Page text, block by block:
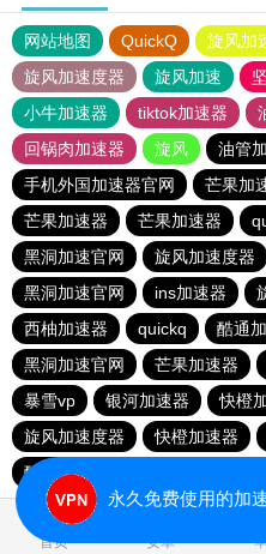
网站地图 QuickQ 旋风加
旋风加速度器
旋风加速
小牛加速器
tiktok加速器
回锅肉加速器
旋风 油管
手机外国加速器官网
芒果加
芒果加速器
芒果加速器
黑洞加速官网
旋风加速度器
黑洞加速官网
ins加速器
西柚加速器
quickq 酷通
黑洞加速官网
芒果加速器
暴雪vp
银河加速器 快橙
旋风加速度器
快橙加速器
酷通加速器
首页 安卓
永久免费使用的加